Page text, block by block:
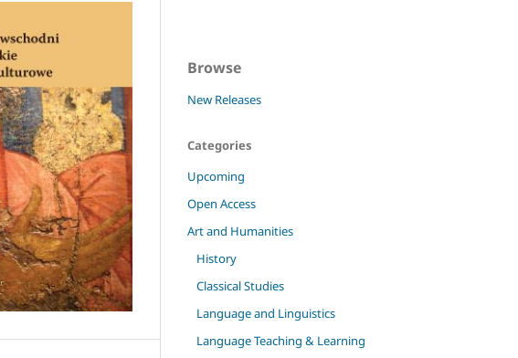
Browse
New Releases
Categories
Upcoming
Open Access
Art and Humanities
History
Classical Studies
Language and Linguistics
Language Teaching & Learning